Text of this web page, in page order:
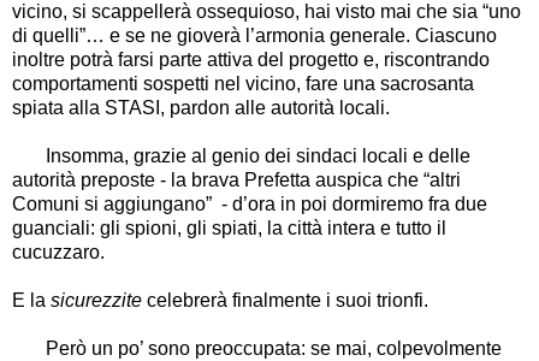
vicino, si scappellerà ossequioso, hai visto mai che sia “uno
di quelli”… e se ne gioverà l ’armonia generale. Ciascuno
inoltre potrà farsi parte attiva del progetto e, riscontrando
comportamenti sospetti nel vicino, fare una sacrosanta
spiata alla STASI, pardon alle autorità locali.
Insomma, grazie al genio dei sindaci locali e delle
autorità preposte - la brava Prefetta auspica che “altri
Comuni si aggiungano” - d’ora in poi dormiremo fra due
guanciali: gli spioni, gli spiati, la città intera e tutto il
cucuzzaro.
E la sicurezzite celebrerà finalmente i suoi trionfi.
Però un po’ sono preoccupata: se mai, colpevolmente